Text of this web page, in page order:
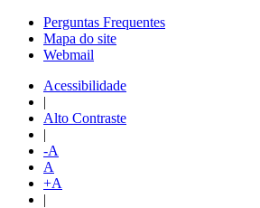
Perguntas Frequentes
Mapa do site
Webmail
Acessibilidade
|
Alto Contraste
|
-A
A
+A
|